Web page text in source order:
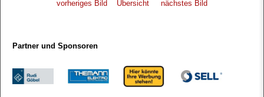
vorheriges Bild Übersicht nächstes Bild
Partner und Sponsoren